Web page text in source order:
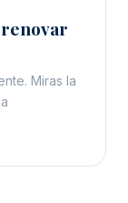
renovar
Miras la